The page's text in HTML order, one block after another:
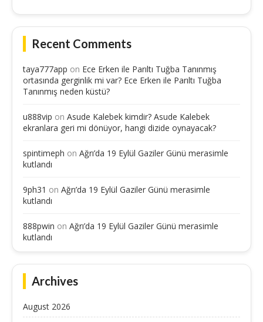
Recent Comments
taya777app on Ece Erken ile Parıltı Tuğba Tanınmış
ortasında gerginlik mi var? Ece Erken ile Parıltı Tuğba
Tanınmış neden küstü?
u888vip on Asude Kalebek kimdir? Asude Kalebek
ekranlara geri mi dönüyor, hangi dizide oynayacak?
spintimeph on Ağrı’da 19 Eylül Gaziler Günü merasimle
kutlandı
9ph31 on Ağrı’da 19 Eylül Gaziler Günü merasimle
kutlandı
888pwin on Ağrı’da 19 Eylül Gaziler Günü merasimle
kutlandı
Archives
August 2026